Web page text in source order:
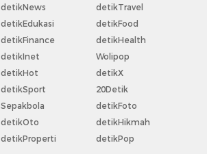
detikNews
detikEdukasi
detikFinance
detikInet
detikHot
detikSport
Sepakbola
detikOto
detikProperti
detikTravel
detikFood
detikHealth
Wolipop
detikX
20Detik
detikFoto
detikHikmah
detikPop